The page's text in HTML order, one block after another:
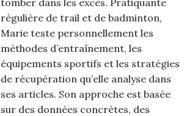
régulière de trail et de badminton,
Marie teste personnellement les
méthodes d’entraînement, les
équipements sportifs et les stratégies
de récupération qu’elle analyse dans
ses articles. Son approche est basée
sur des données concrètes, des